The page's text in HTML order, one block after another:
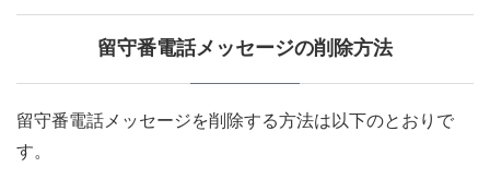
留守番電話メッセージの削除方法
留守番電話メッセージを削除する方法は以下のとおりで
す。